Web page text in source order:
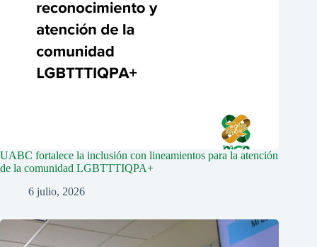
UABC fortalece la inclusión con lineamientos para la atención
de la comunidad LGBTTTIQPA+
6 julio, 2026